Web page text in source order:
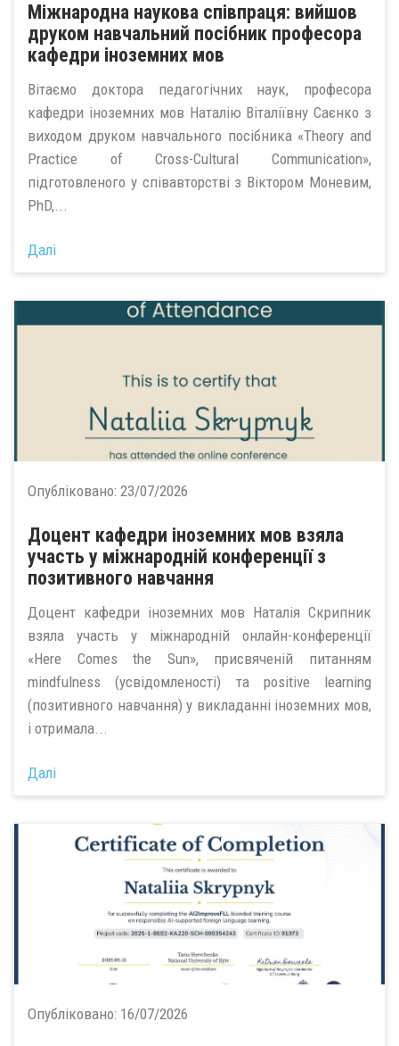
Міжнародна наукова співпраця: вийшов
друком навчальний посібник професора
кафедри іноземних мов
Вітаємо доктора педагогічних наук, професора
кафедри іноземних мов Наталію Віталіївну Саєнко з
виходом друком навчального посібника «Theory and
Practice of Cross-Cultural Communication»,
підготовленого у співавторстві з Віктором Моневим,
PhD,...
Далі
Опубліковано: 23/07/2026
Доцент кафедри іноземних мов взяла
участь у міжнародній конференції з
позитивного навчання
Доцент кафедри іноземних мов Наталія Скрипник
взяла участь у міжнародній онлайн-конференції
«Here Comes the Sun», присвяченій питанням
mindfulness (усвідомленості) та positive learning
(позитивного навчання) у викладанні іноземних мов,
і отримала...
Далі
Опубліковано: 16/07/2026